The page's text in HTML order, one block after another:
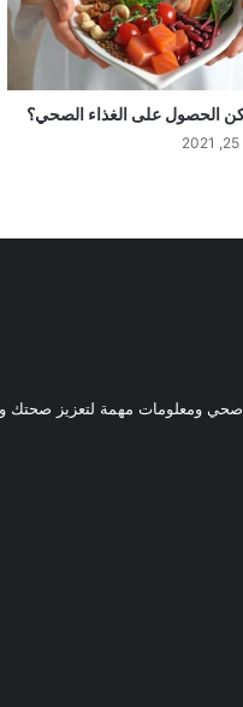
الحصول على الغذاء الصحي؟
ومعلومات مهمة لتعزيز صحتك